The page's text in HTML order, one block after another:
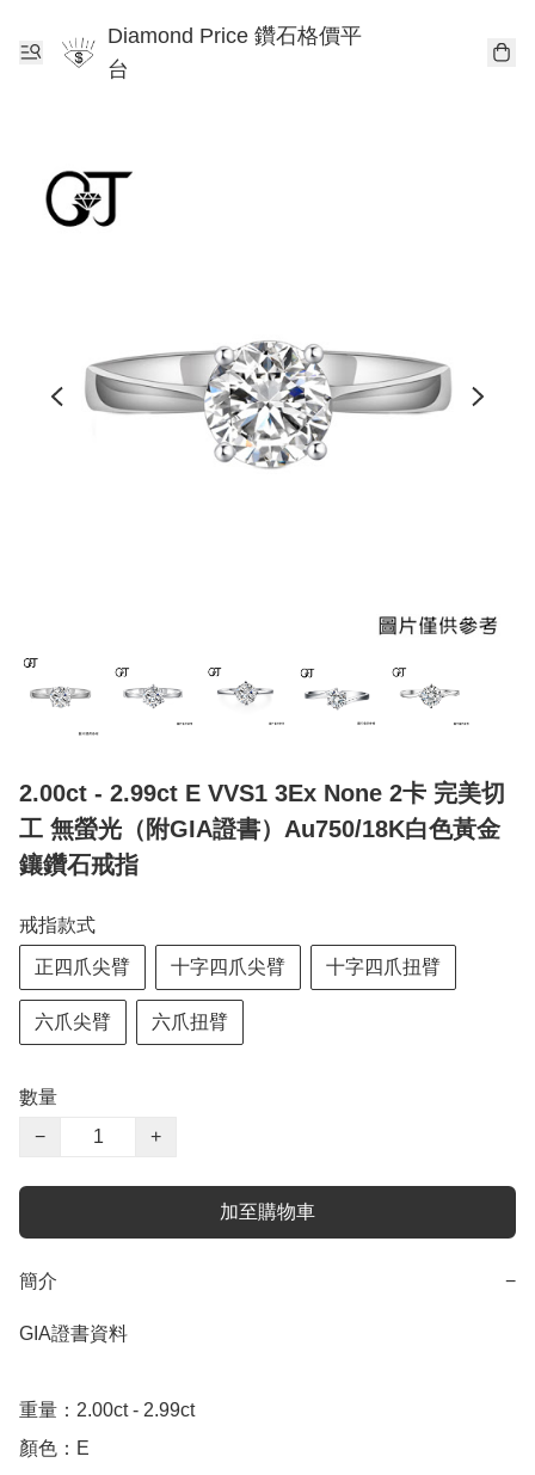
Diamond Price 鑽石格價平
台
2.00ct - 2.99ct E VVS1 3Ex None 2卡 完美切
工 無螢光（附GIA證書）Au750/18K白色黃金
鑲鑽石戒指
戒指款式
正四爪尖臂 十字四爪尖臂 十字四爪扭臂
六爪尖臂 六爪扭臂
數量
−
+
加至購物車
簡介 −
GIA證書資料
重量：2.00ct - 2.99ct
顏色：E